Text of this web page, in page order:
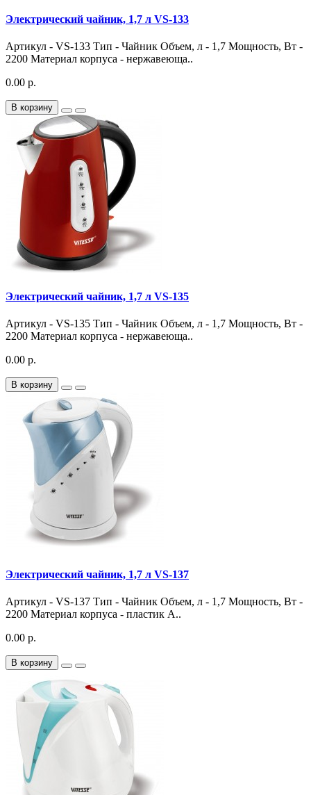
Электрический чайник, 1,7 л VS-133
Артикул - VS-133 Тип - Чайник Объем, л - 1,7 Мощность, Вт -
2200 Материал корпуса - нержавеюща..
0.00 р.
В корзину
Электрический чайник, 1,7 л VS-135
Артикул - VS-135 Тип - Чайник Объем, л - 1,7 Мощность, Вт -
2200 Материал корпуса - нержавеюща..
0.00 р.
В корзину
Электрический чайник, 1,7 л VS-137
Артикул - VS-137 Тип - Чайник Объем, л - 1,7 Мощность, Вт -
2200 Материал корпуса - пластик А..
0.00 р.
В корзину